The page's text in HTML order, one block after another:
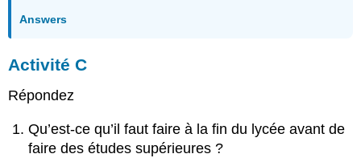
Answers
Activité C
Répondez
Qu’est-ce qu’il faut faire à la fin du lycée avant de
faire des études supérieures ?